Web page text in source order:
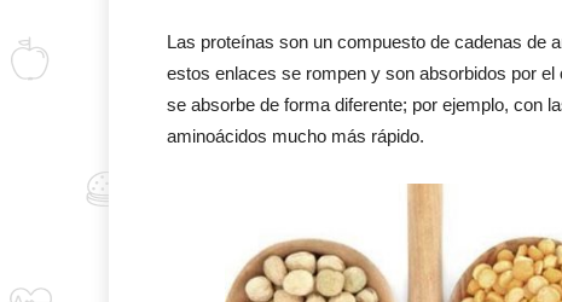
Las proteínas son un compuesto de cadenas de
estos enlaces se rompen y son absorbidos por el
se absorbe de forma diferente; por ejemplo, con
aminoácidos mucho más rápido.